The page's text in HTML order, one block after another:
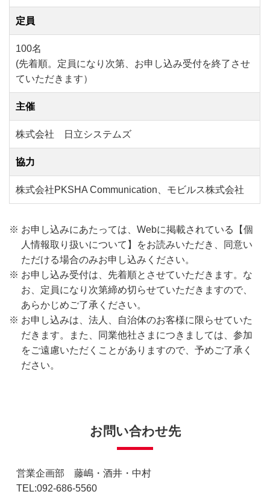
定員
100名
(先着順。定員になり次第、お申し込み受付を終了させ
ていただきます）
主催
株式会社 日立システムズ
協力
株式会社PKSHA Communication、モビルス株式会社
お申し込みにあたっては、Webに掲載されている【個
人情報取り扱いについて】をお読みいただき、同意い
ただける場合のみお申し込みください。
お申し込み受付は、先着順とさせていただきます。な
お、定員になり次第締め切らせていただきますので、
あらかじめご了承ください。
お申し込みは、法人、自治体のお客様に限らせていた
だきます。また、同業他社さまにつきましては、参加
をご遠慮いただくことがありますので、予めご了承く
ださい。
お問い合わせ先
営業企画部 藤嶋・酒井・中村
TEL:092-686-5560